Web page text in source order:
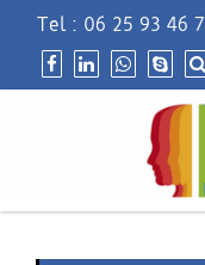
Tel : 06 25 93 46